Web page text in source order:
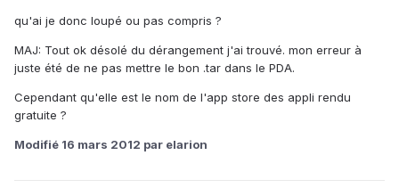
qu'ai je donc loupé ou pas compris ?
MAJ: Tout ok désolé du dérangement j'ai trouvé. mon erreur à
juste été de ne pas mettre le bon .tar dans le PDA.
Cependant qu'elle est le nom de l'app store des appli rendu
gratuite ?
Modifié 16 mars 2012 par elarion